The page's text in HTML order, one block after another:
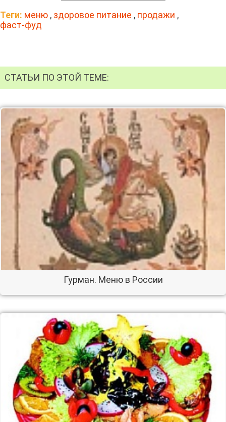
Теги: меню , здоровое питание , продажи ,
фаст-фуд
СТАТЬИ ПО ЭТОЙ ТЕМЕ:
Гурман. Меню в России